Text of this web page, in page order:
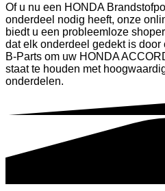
Of u nu een HONDA
onderdeel nodig heeft, onze
biedt u een probleemloze
dat elk onderdeel gedekt is door
B-Parts om uw HONDA
staat te houden met
onderdelen.